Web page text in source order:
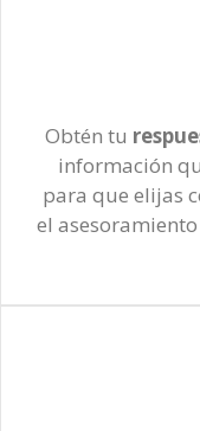
Obtén tu
información
para que elijas
el